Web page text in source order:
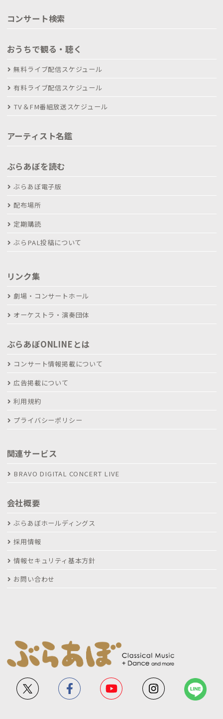
コンサート検索
おうちで観る・聴く
無料ライブ配信スケジュール
有料ライブ配信スケジュール
TV＆FM番組放送スケジュール
アーティスト名鑑
ぶらあぼを読む
ぶらあぼ電子版
配布場所
定期購読
ぶらPAL投稿について
リンク集
劇場・コンサートホール
オーケストラ・演奏団体
ぶらあぼONLINEとは
コンサート情報掲載について
広告掲載について
利用規約
プライバシーポリシー
関連サービス
BRAVO DIGITAL CONCERT LIVE
会社概要
ぶらあぼホールディングス
採用情報
情報セキュリティ基本方針
お問い合わせ